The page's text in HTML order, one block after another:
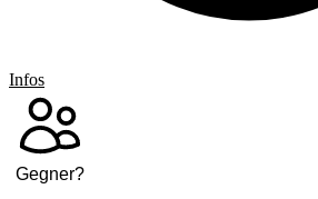
Infos
Gegner?